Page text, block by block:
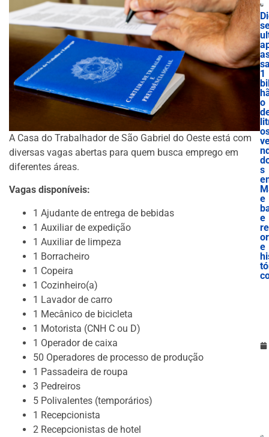
A Casa do Trabalhador de São Gabriel do Oeste está com
diversas vagas abertas para quem busca emprego em
diferentes áreas.
Vagas disponíveis:
1 Ajudante de entrega de bebidas
1 Auxiliar de expedição
1 Auxiliar de limpeza
1 Borracheiro
1 Copeira
1 Cozinheiro(a)
1 Lavador de carro
1 Mecânico de bicicleta
1 Motorista (CNH C ou D)
1 Operador de caixa
50 Operadores de processo de produção
1 Passadeira de roupa
3 Pedreiros
5 Polivalentes (temporários)
1 Recepcionista
2 Recepcionistas de hotel
1
o
s
e
e
e